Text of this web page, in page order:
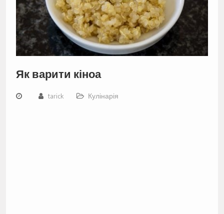
Як варити кіноа
tarick Кулінарія